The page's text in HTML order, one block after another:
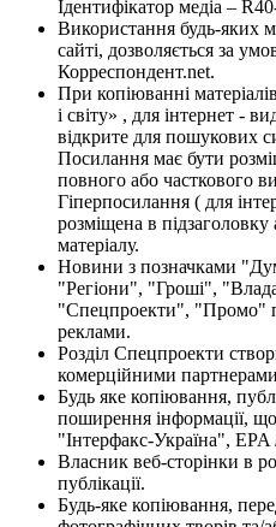
Ідентифікатор медіа –
Використання будь-яких
сайті, дозволяється за
Корреспондент.net.
При копіюванні
і світу» , для інтернет -
відкрите для пошукових
Посилання має бути
повного або часткового
Гіперпосилання ( для
розміщена в
матеріалу.
Новини з позначками
"Регіони", "Гроші",
"Спецпроекти", "Промо"
реклами.
Розділ Спецпроекти
комерційними
Будь яке копіювання,
поширення інформації,
"Інтерфакс-Україна",
Власник веб-сторінки в
публікації.
Будь-яке копіювання,